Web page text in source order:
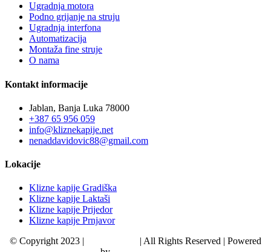
Ugradnja motora
Podno grijanje na struju
Ugradnja interfona
Automatizacija
Montaža fine struje
O nama
Kontakt informacije
Jablan, Banja Luka 78000
+387 65 956 059
info@kliznekapije.net
nenaddavidovic88@gmail.com
Lokacije
Klizne kapije Gradiška
Klizne kapije Laktaši
Klizne kapije Prijedor
Klizne kapije Prnjavor
© Copyright 2023 |
| All Rights Reserved | Powered